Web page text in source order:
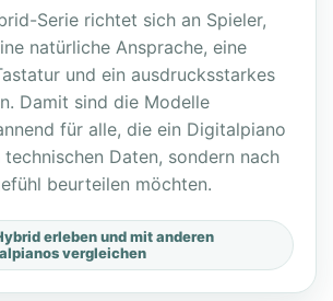
Serie richtet sich an Spieler,
natürliche Ansprache, eine
und ein ausdrucksstarkes
Damit sind die Modelle
für alle, die ein Digitalpiano
Daten, sondern nach
beurteilen möchten.
erleben und mit anderen
vergleichen